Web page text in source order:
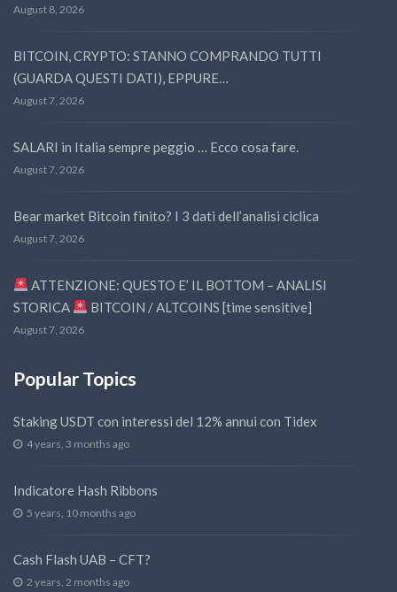
August 8, 2026
BITCOIN, CRYPTO: STANNO COMPRANDO TUTTI
(GUARDA QUESTI DATI), EPPURE…
August 7, 2026
SALARI in Italia sempre peggio … Ecco cosa fare.
August 7, 2026
Bear market Bitcoin finito? I 3 dati dell’analisi ciclica
August 7, 2026
ATTENZIONE: QUESTO E’ IL BOTTOM – ANALISI
STORICA
BITCOIN / ALTCOINS [time sensitive]
August 7, 2026
Popular Topics
Staking USDT con interessi del 12% annui con Tidex
4 years, 3 months ago
Indicatore Hash Ribbons
5 years, 10 months ago
Cash Flash UAB – CFT?
2 years, 2 months ago